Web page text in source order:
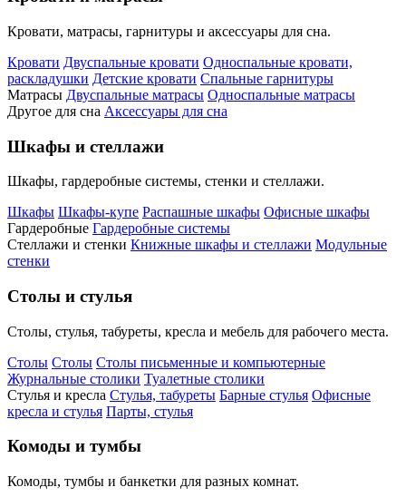
Кровати, матрасы, гарнитуры и аксессуары для сна.
Кровати Двуспальные кровати Односпальные кровати,
раскладушки Детские кровати Спальные гарнитуры
Матрасы Двуспальные матрасы Односпальные матрасы
Другое для сна Аксессуары для сна
Шкафы и стеллажи
Шкафы, гардеробные системы, стенки и стеллажи.
Шкафы Шкафы-купе Распашные шкафы Офисные шкафы
Гардеробные Гардеробные системы
Стеллажи и стенки Книжные шкафы и стеллажи Модульные
стенки
Столы и стулья
Столы, стулья, табуреты, кресла и мебель для рабочего места.
Столы Столы Столы письменные и компьютерные
Журнальные столики Туалетные столики
Стулья и кресла Стулья, табуреты Барные стулья Офисные
кресла и стулья Парты, стулья
Комоды и тумбы
Комоды, тумбы и банкетки для разных комнат.